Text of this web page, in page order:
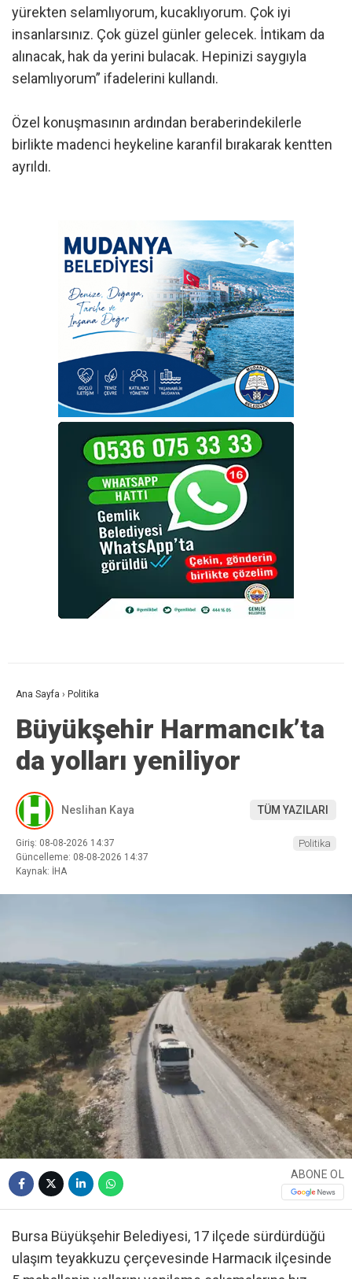
yürekten selamlıyorum, kucaklıyorum. Çok iyi
insanlarsınız. Çok güzel günler gelecek. İntikam da
alınacak, hak da yerini bulacak. Hepinizi saygıyla
selamlıyorum” ifadelerini kullandı.
Özel konuşmasının ardından beraberindekilerle
birlikte madenci heykeline karanfil bırakarak kentten
ayrıldı.
Ana Sayfa › Politika
Büyükşehir Harmancık’ta
da yolları yeniliyor
Neslihan Kaya TÜM YAZILARI
Giriş: 08-08-2026 14:37
Güncelleme: 08-08-2026 14:37
Kaynak: İHA
Politika
ABONE OL
Bursa Büyükşehir Belediyesi, 17 ilçede sürdürdüğü
ulaşım teyakkuzu çerçevesinde Harmacık ilçesinde